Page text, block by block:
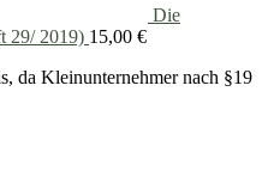
Die
29/ 2019) 15,00 €
da Kleinunternehmer nach §19